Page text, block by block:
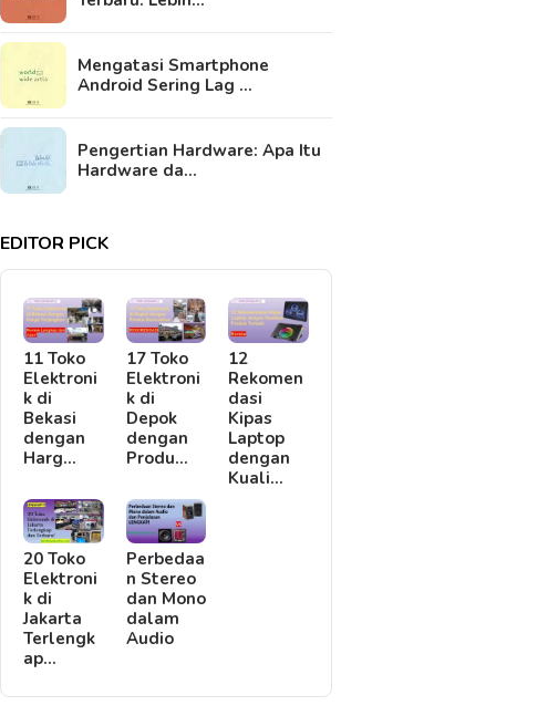
Mengatasi Smartphone
Android Sering Lag …
Pengertian Hardware: Apa Itu
Hardware da…
EDITOR PICK
11 Toko
Elektroni
k di
Bekasi
dengan
Harg…
17 Toko
Elektroni
k di
Depok
dengan
Produ…
12
Rekomen
dasi
Kipas
Laptop
dengan
Kuali…
20 Toko
Elektroni
k di
Jakarta
Terlengk
ap…
Perbedaa
n Stereo
dan Mono
dalam
Audio